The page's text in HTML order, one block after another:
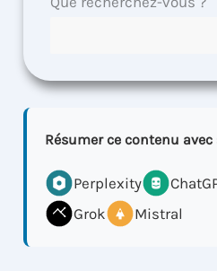
Résumer ce contenu avec
Perplexity
Grok
Mistral